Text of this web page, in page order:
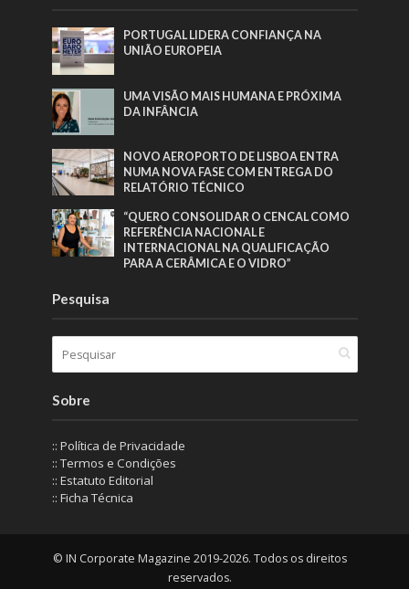
PORTUGAL LIDERA CONFIANÇA NA
UNIÃO EUROPEIA
UMA VISÃO MAIS HUMANA E PRÓXIMA
DA INFÂNCIA
NOVO AEROPORTO DE LISBOA ENTRA
NUMA NOVA FASE COM ENTREGA DO
RELATÓRIO TÉCNICO
“QUERO CONSOLIDAR O CENCAL COMO
REFERÊNCIA NACIONAL E
INTERNACIONAL NA QUALIFICAÇÃO
PARA A CERÂMICA E O VIDRO”
Pesquisa
Sobre
:: Política de Privacidade
:: Termos e Condições
:: Estatuto Editorial
:: Ficha Técnica
© IN Corporate Magazine 2019-2026. Todos os direitos
reservados.